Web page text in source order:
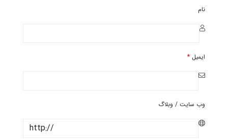
نام
ایمیل *
وب سایت / وبلاگ